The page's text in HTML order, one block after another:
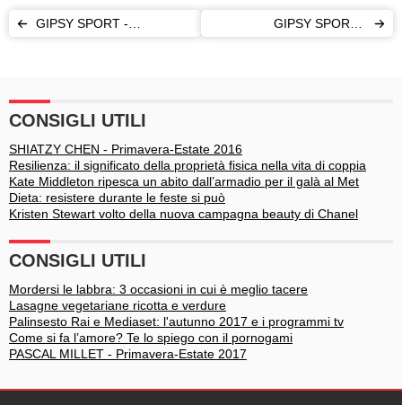
GIPSY SPORT -
GIPSY SPORT -
CONSIGLI UTILI
SHIATZY CHEN - Primavera-Estate 2016
Resilienza: il significato della proprietà fisica nella vita di coppia
Kate Middleton ripesca un abito dall’armadio per il galà al Met
Dieta: resistere durante le feste si può
Kristen Stewart volto della nuova campagna beauty di Chanel
CONSIGLI UTILI
Mordersi le labbra: 3 occasioni in cui è meglio tacere
Lasagne vegetariane ricotta e verdure
Palinsesto Rai e Mediaset: l'autunno 2017 e i programmi tv
Come si fa l’amore? Te lo spiego con il pornogami
PASCAL MILLET - Primavera-Estate 2017